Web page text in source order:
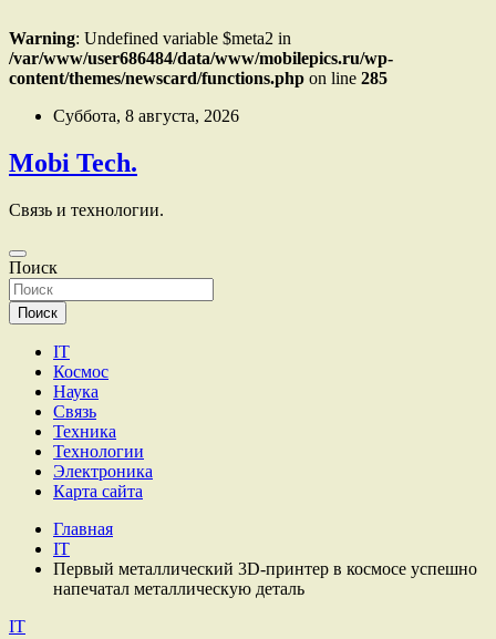
Warning: Undefined variable $meta2 in
/var/www/user686484/data/www/mobilepics.ru/wp-
content/themes/newscard/functions.php on line 285
Перейти
содержимому
Суббота, 8 августа, 2026
Mobi Tech.
Связь и технологии.
Поиск
Поиск
IT
Космос
Наука
Связь
Техника
Технологии
Электроника
Карта сайта
Главная
IT
Первый металлический 3D-принтер в космосе успешно
напечатал металлическую деталь
IT